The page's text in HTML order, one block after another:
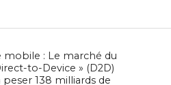
mobile : Le marché du
to-Device » (D2D)
peser 138 milliards de